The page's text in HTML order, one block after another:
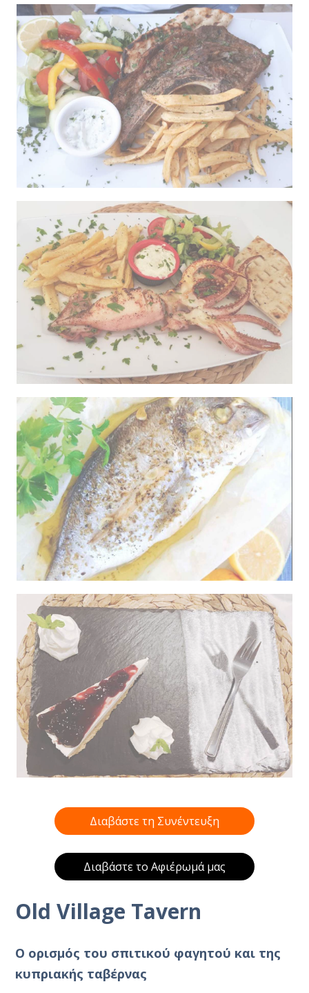
Διαβάστε τη Συνέντευξη
Διαβάστε το Αφιέρωμά μας
Old Village Tavern
Ο ορισμός του σπιτικού φαγητού και της
κυπριακής ταβέρνας